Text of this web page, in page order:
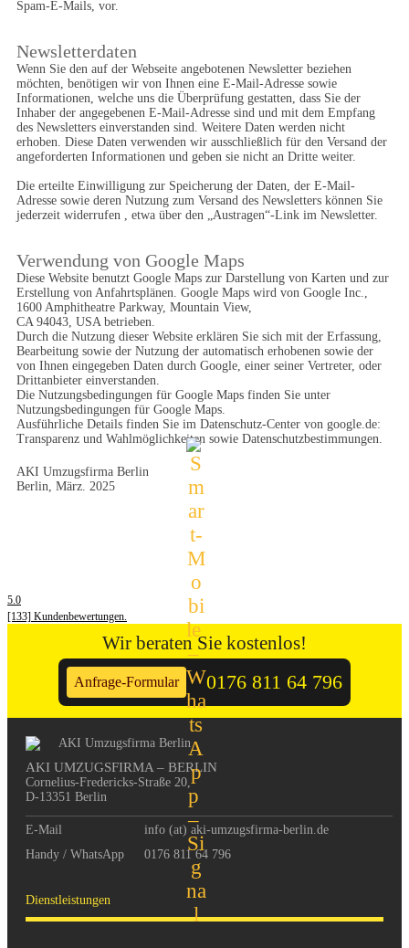
Spam-E-Mails, vor.
Newsletterdaten
Wenn Sie den auf der Webseite angebotenen Newsletter beziehen
möchten, benötigen wir von Ihnen eine E-Mail-Adresse sowie
Informationen, welche uns die Überprüfung gestatten, dass Sie der
Inhaber der angegebenen E-Mail-Adresse sind und mit dem Empfang
des Newsletters einverstanden sind. Weitere Daten werden nicht
erhoben. Diese Daten verwenden wir ausschließlich für den Versand der
angeforderten Informationen und geben sie nicht an Dritte weiter.
Die erteilte Einwilligung zur Speicherung der Daten, der E-Mail-
Adresse sowie deren Nutzung zum Versand des Newsletters können Sie
jederzeit widerrufen , etwa über den „Austragen“-Link im Newsletter.
Verwendung von Google Maps
Diese Website benutzt Google Maps zur Darstellung von Karten und zur
Erstellung von Anfahrtsplänen. Google Maps wird von Google Inc.,
1600 Amphitheatre Parkway, Mountain View,
CA 94043, USA betrieben.
Durch die Nutzung dieser Website erklären Sie sich mit der Erfassung,
Bearbeitung sowie der Nutzung der automatisch erhobenen sowie der
von Ihnen eingegeben Daten durch Google, einer seiner Vertreter, oder
Drittanbieter einverstanden.
Die Nutzungsbedingungen für Google Maps finden Sie unter
Nutzungsbedingungen für Google Maps.
Ausführliche Details finden Sie im Datenschutz-Center von google.de:
Transparenz und Wahlmöglichkeiten sowie Datenschutzbestimmungen.
AKI Umzugsfirma Berlin
Berlin, März. 2025
5.0
[133] Kundenbewertungen.
Wir beraten Sie kostenlos!
Anfrage-Formular 0176 811 64 796
AKI UMZUGSFIRMA – BERLIN
Cornelius-Fredericks-Straße 20,
D-13351 Berlin
E-Mail
info (at) aki-umzugsfirma-berlin.de
Handy / WhatsApp
0176 811 64 796
Dienstleistungen